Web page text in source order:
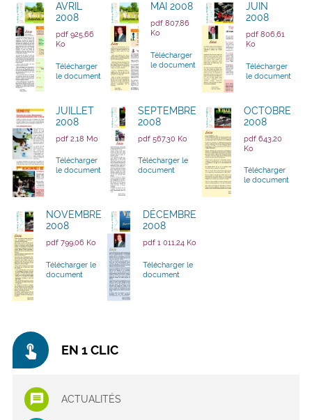
AVRIL
2008
pdf 925,66
Ko
Télécharger
le document
MAI 2008
pdf 807,86
Ko
Télécharger
le document
JUIN
2008
pdf 806,61
Ko
Télécharger
le document
JUILLET
2008
pdf 2,18 Mo
Télécharger
le document
SEPTEMBRE
2008
pdf 567,30 Ko
Télécharger le
document
OCTOBRE
2008
pdf 643,20
Ko
Télécharger
le document
NOVEMBRE
2008
pdf 799,06 Ko
Télécharger le
document
DÉCEMBRE
2008
pdf 1 011,24 Ko
Télécharger le
document
touch_app EN 1 CLIC
ACTUALITÉS